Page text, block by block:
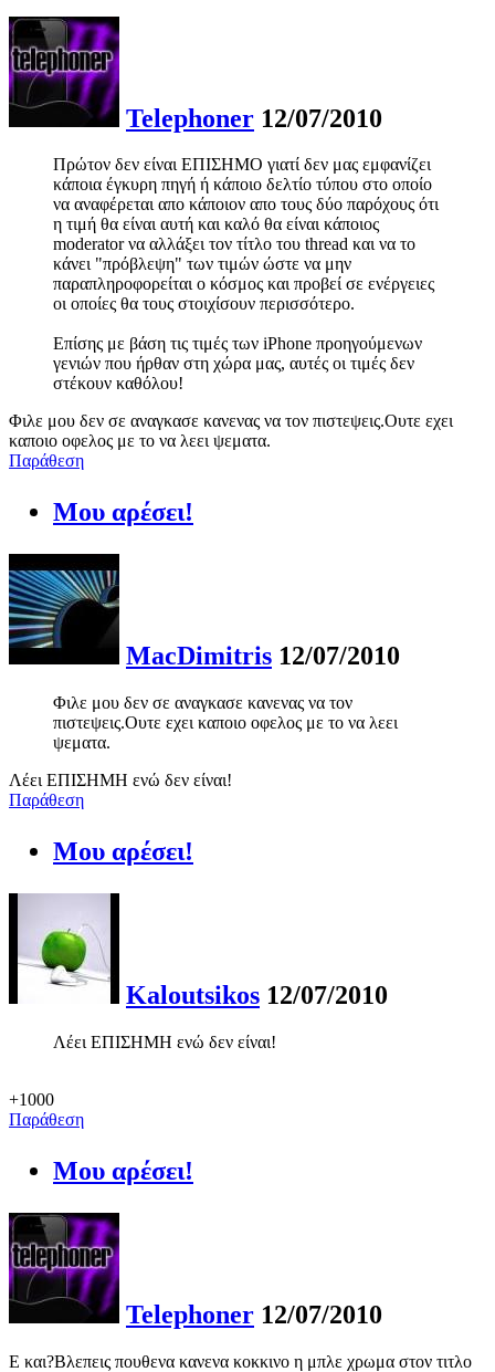
Telephoner 12/07/2010
Πρώτον δεν είναι ΕΠΙΣΗΜΟ γιατί δεν μας εμφανίζει
κάποια έγκυρη πηγή ή κάποιο δελτίο τύπου στο οποίο
να αναφέρεται απο κάποιον απο τους δύο παρόχους ότι
η τιμή θα είναι αυτή και καλό θα είναι κάποιος
moderator να αλλάξει τον τίτλο του thread και να το
κάνει "πρόβλεψη" των τιμών ώστε να μην
παραπληροφορείται ο κόσμος και προβεί σε ενέργειες
οι οποίες θα τους στοιχίσουν περισσότερο.
Επίσης με βάση τις τιμές των iPhone προηγούμενων
γενιών που ήρθαν στη χώρα μας, αυτές οι τιμές δεν
στέκουν καθόλου!
Φιλε μου δεν σε αναγκασε κανενας να τον πιστεψεις.Ουτε εχει
καποιο οφελος με το να λεει ψεματα.
Παράθεση
Μου αρέσει!
MacDimitris 12/07/2010
Φιλε μου δεν σε αναγκασε κανενας να τον
πιστεψεις.Ουτε εχει καποιο οφελος με το να λεει
ψεματα.
Λέει ΕΠΙΣΗΜΗ ενώ δεν είναι!
Παράθεση
Μου αρέσει!
Kaloutsikos 12/07/2010
Λέει ΕΠΙΣΗΜΗ ενώ δεν είναι!
+1000
Παράθεση
Μου αρέσει!
Telephoner 12/07/2010
Ε και?Βλεπεις πουθενα κανενα κοκκινο η μπλε χρωμα στον τιτλο